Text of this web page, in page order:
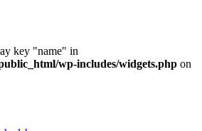
key "name" in
wp-includes/widgets.php on